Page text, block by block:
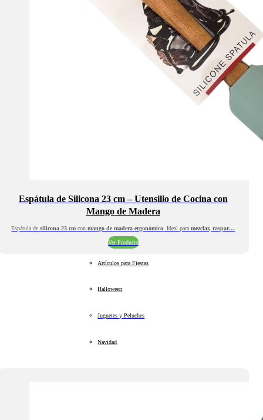
Espátula de Silicona 23 cm – Utensilio de Cocina con
Mango de Madera
Espátula desilicona 23 cm conmango de madera ergonómico . Ideal paramezclar, raspar…
Ver Producto
Artículos para Fiestas
Halloween
Juguetes y Peluches
Navidad